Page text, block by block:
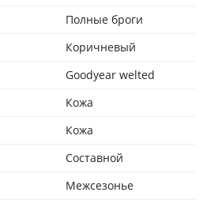
Полные броги
Коричневый
Goodyear welted
Кожа
Кожа
Составной
Межсезонье